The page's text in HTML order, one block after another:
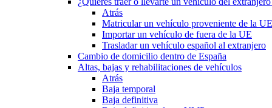
Atrás
Matricular un vehículo proveniente de la UE
Importar un vehículo de fuera de la UE
Trasladar un vehículo español al extranjero
Cambio de domicilio dentro de España
Altas, bajas y rehabilitaciones de vehículos
Atrás
Baja temporal
Baja definitiva